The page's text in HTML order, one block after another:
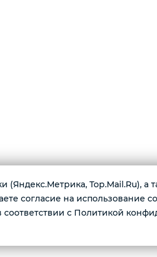
дома и дачи:
снаряды для детей и другое.
Top.Mail.Ru), а
согласие на использование
с Политикой